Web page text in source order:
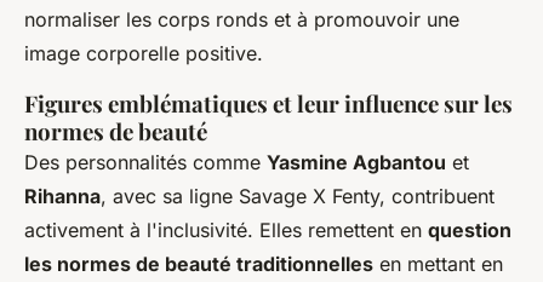
normaliser les corps ronds et à promouvoir une
image corporelle positive.
Figures emblématiques et leur influence sur les
normes de beauté
Des personnalités comme Yasmine Agbantou et
Rihanna, avec sa ligne Savage X Fenty, contribuent
activement à l'inclusivité. Elles remettent en question
les normes de beauté traditionnelles en mettant en